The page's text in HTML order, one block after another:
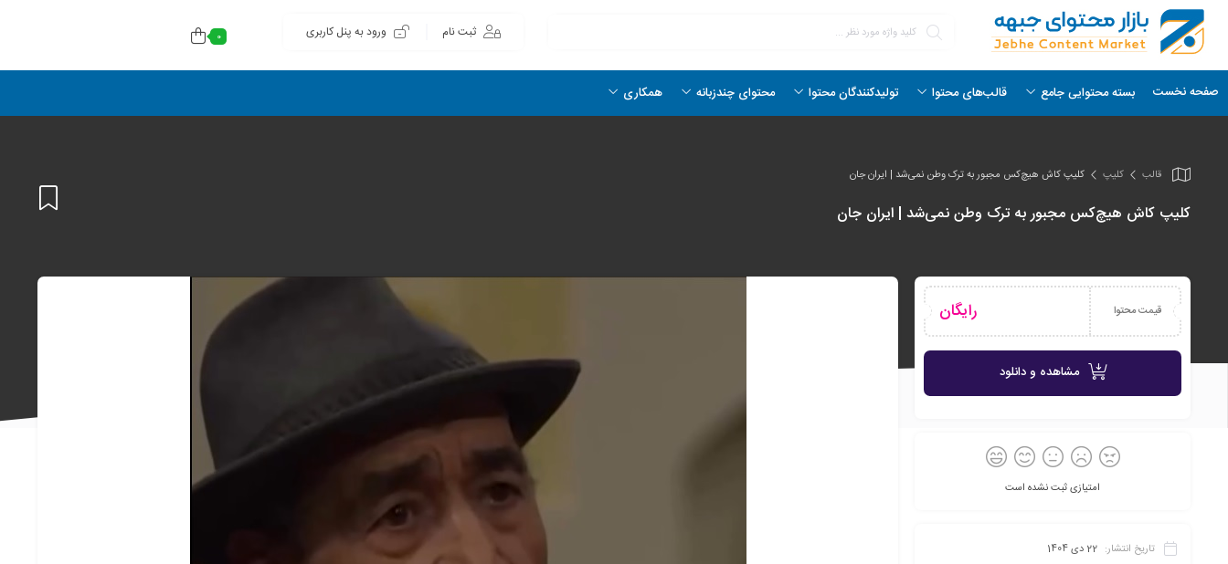
ثبت نام ورود به پنل کاربری 0
صفحه نخست بسته محتوایی جامع قالب‌های محتوا تولیدکنندگان محتوا محتوای چندزبانه همکاری
قالب کلیپ کلیپ کاش هیچ‌کس مجبور به ترک وطن نمی‌شد | ایران جان
کلیپ کاش هیچ‌کس مجبور به ترک وطن نمی‌شد | ایران جان
قیمت محتوا رایگان
مشاهده و دانلود
امتیازی ثبت نشده است
تاریخ انتشار: 22 دی 1404